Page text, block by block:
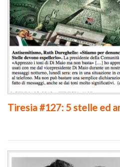
Tiresia #127: 5 stelle ed